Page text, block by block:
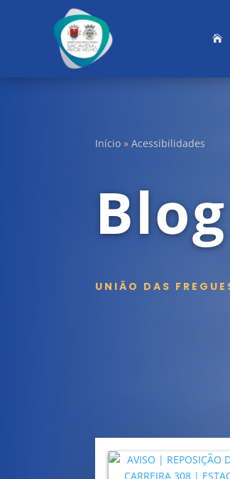
Início »Acessibilidades
UNIÃO DAS